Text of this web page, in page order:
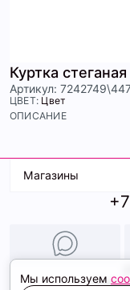
Куртка
Артикул:
ЦВЕТ: Цвет
ОПИСАНИЕ
Магазины
ТК Терминал
ТРК Континент
Мы используем